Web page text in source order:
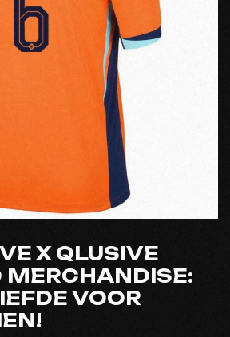
X QLUSIVE
MERCHANDISE:
VOOR